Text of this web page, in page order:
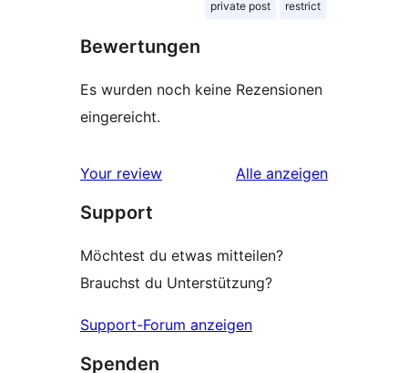
private post restrict
Bewertungen
Es wurden noch keine Rezensionen
eingereicht.
Your review Alle Rezensionen
anzeigen
Support
Möchtest du etwas mitteilen?
Brauchst du Unterstützung?
Support-Forum anzeigen
Spenden